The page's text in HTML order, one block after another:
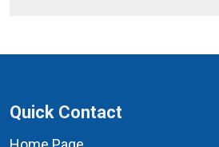
Quick Contact